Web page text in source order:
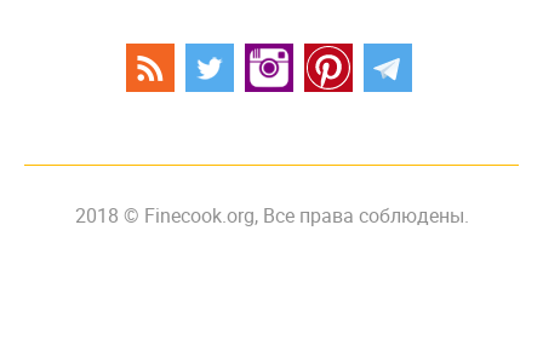
2018 © Finecook.org, Все права соблюдены.